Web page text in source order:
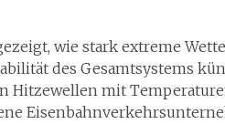
wie stark extreme
des Gesamtsystems
Hitzewellen mit